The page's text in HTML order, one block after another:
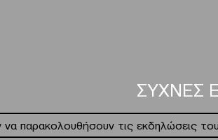
ΣΥΧΝΕΣ
να παρακολουθήσουν τις εκδηλώσεις